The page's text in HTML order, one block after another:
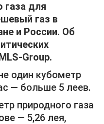
газа для
газ в
и России. Об
Group.
один кубометр
— больше 5 леев.
природного газа
— 5,26 лея,